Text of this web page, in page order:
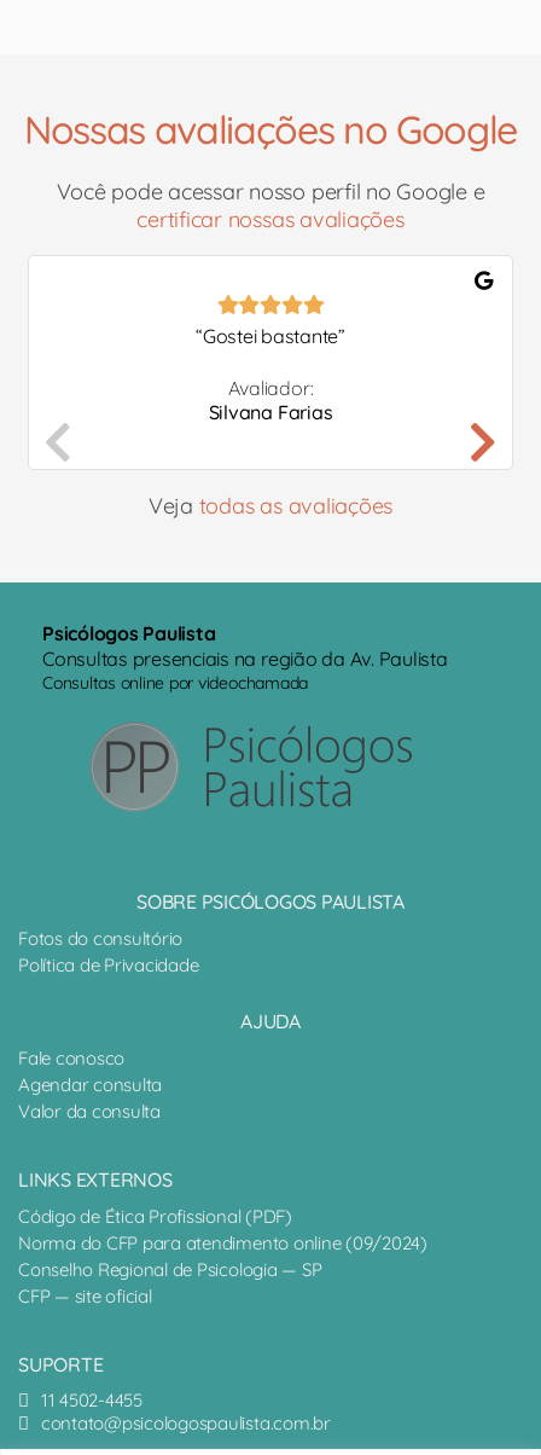
Nossas avaliações no Google
Você pode acessar nosso perfil no Google e
certificar nossas avaliações
“Gostei bastante”
Avaliador:
Silvana Farias
Veja todas as avaliações
Psicólogos Paulista
Consultas presenciais na região da Av. Paulista
Consultas online por videochamada
SOBRE PSICÓLOGOS PAULISTA
Fotos do consultório
Política de Privacidade
AJUDA
Fale conosco
Agendar consulta
Valor da consulta
LINKS EXTERNOS
Código de Ética Profissional (PDF)
Norma do CFP para atendimento online (09/2024)
Conselho Regional de Psicologia — SP
CFP — site oficial
SUPORTE
11 4502-4455
contato@psicologospaulista.com.br